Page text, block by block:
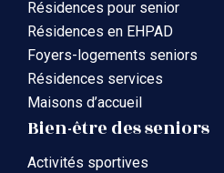
Résidences pour senior
Résidences en EHPAD
Foyers-logements seniors
Résidences services
Maisons d’accueil
Bien-être des seniors
Activités sportives